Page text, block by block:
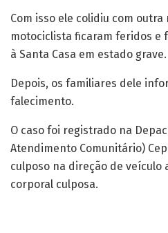
Com isso ele colidiu com outra
motociclista ficaram feridos e
à Santa Casa em estado grave.
Depois, os familiares dele
falecimento.
O caso foi registrado na
Atendimento Comunitário)
culposo na direção de veículo
corporal culposa.